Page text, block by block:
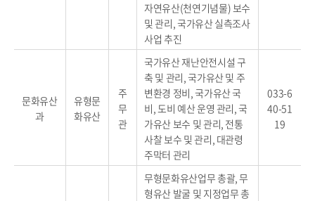
자연유산(천연기념물) 보수
및 관리, 국가유산 실측조사
사업 추진
문화유산
과
유형문
화유산
주
무
관
국가유산 재난안전시설 구
축 및 관리, 국가유산 및 주
변환경 정비, 국가유산 국
비, 도비 예산 운영 관리, 국
가유산 보수 및 관리, 전통
사찰 보수 및 관리, 대관령
주막터 관리
033-6
40-51
19
무형문화유산업무 총괄, 무
형유산 발굴 및 지정업무 총